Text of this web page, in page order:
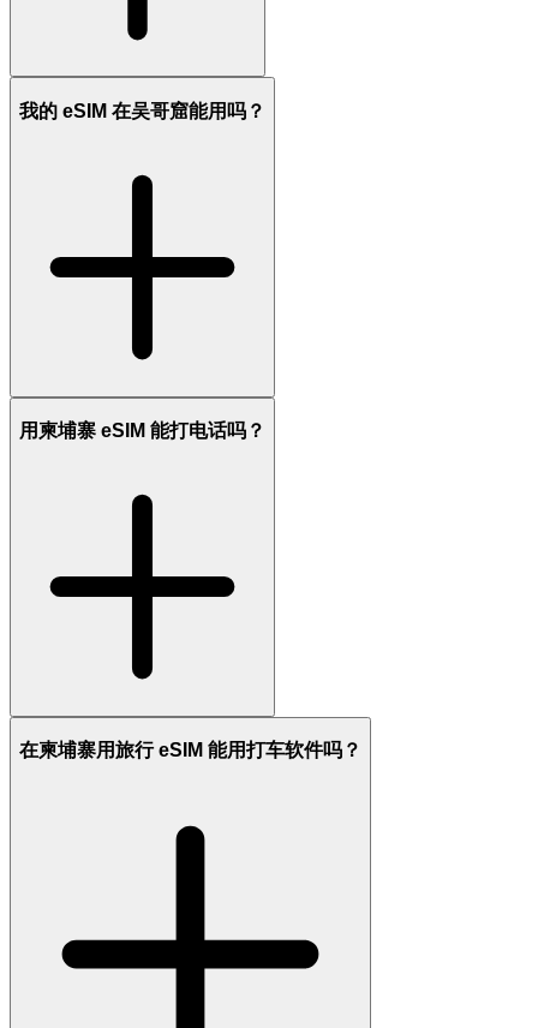
我的 eSIM 在吴哥窟能用吗？
用柬埔寨 eSIM 能打电话吗？
在柬埔寨用旅行 eSIM 能用打车软件吗？